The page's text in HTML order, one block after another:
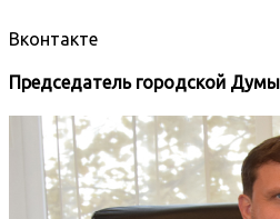
Вконтакте
Председатель городской